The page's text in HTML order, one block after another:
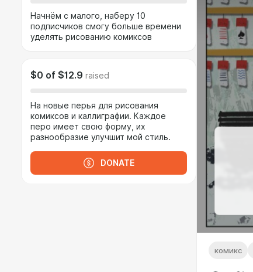
Начнём с малого, наберу 10
подписчиков смогу больше времени
уделять рисованию комиксов
$0 of $12.9 raised
На новые перья для рисования
комиксов и каллиграфии. Каждое
перо имеет свою форму, их
разнообразие улучшит мой стиль.
DONATE
комикс